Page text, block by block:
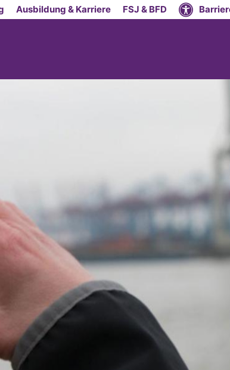
Ausbildung & Karriere FSJ & BFD